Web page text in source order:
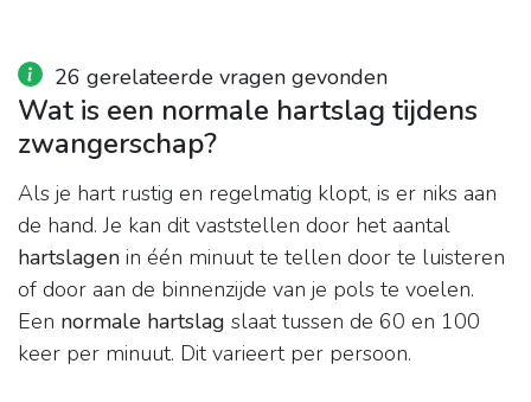
26 gerelateerde vragen gevonden
Wat is een normale hartslag tijdens
zwangerschap?
Als je hart rustig en regelmatig klopt, is er niks aan
de hand. Je kan dit vaststellen door het aantal
hartslagen in één minuut te tellen door te luisteren
of door aan de binnenzijde van je pols te voelen.
Een normale hartslag slaat tussen de 60 en 100
keer per minuut. Dit varieert per persoon.